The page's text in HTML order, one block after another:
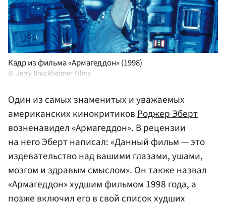
Кадр из фильма «Армагеддон» (1998)
Jerry Bruckheimer Films
Один из самых знаменитых и уважаемых
американских кинокритиковРоджер Эберт
возненавидел «Армагеддон». В рецензии
на него Эберт написал: «Данный фильм — это
издевательство над вашими глазами, ушами,
мозгом и здравым смыслом». Он также назвал
«Армагеддон» худшим фильмом 1998 года, а
позже включил его в свой список худших